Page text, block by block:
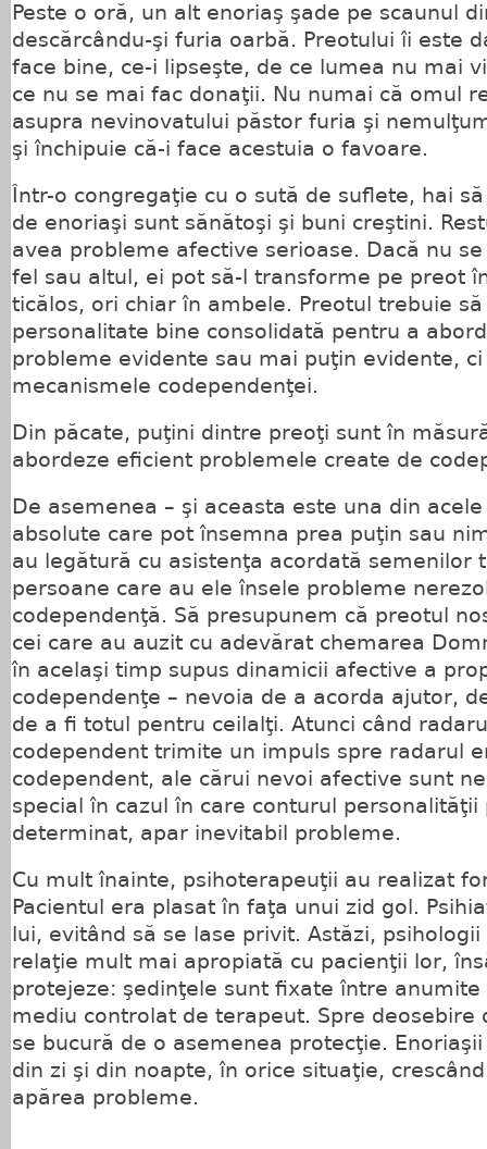
Peste o oră, un alt enoriaş şade pe scaunul
descărcându-şi furia oarbă. Preotului îi este
face bine, ce-i lipseşte, de ce lumea nu mai
ce nu se mai fac donaţii. Nu numai că omul
asupra nevinovatului păstor furia şi
şi închipuie că-i face acestuia o favoare.
Într-o congregaţie cu o sută de suflete, hai
de enoriaşi sunt sănătoşi şi buni creştini.
avea probleme afective serioase. Dacă nu
fel sau altul, ei pot să-l transforme pe preot
ticălos, ori chiar în ambele. Preotul trebuie
personalitate bine consolidată pentru a
probleme evidente sau mai puţin evidente,
mecanismele codependenţei.
Din păcate, puţini dintre preoţi sunt în
abordeze eficient problemele create de
De asemenea – şi aceasta este una din
absolute care pot însemna prea puţin sau
au legătură cu asistenţa acordată semenilor
persoane care au ele însele probleme
codependenţă. Să presupunem că preotul
cei care au auzit cu adevărat chemarea
în acelaşi timp supus dinamicii afective a
codependenţe – nevoia de a acorda ajutor,
de a fi totul pentru ceilalţi. Atunci când
codependent trimite un impuls spre radarul
codependent, ale cărui nevoi afective sunt
special în cazul în care conturul
determinat, apar inevitabil probleme.
Cu mult înainte, psihoterapeuţii au realizat
Pacientul era plasat în faţa unui zid gol.
lui, evitând să se lase privit. Astăzi,
relaţie mult mai apropiată cu pacienţii lor,
protejeze: şedinţele sunt fixate între
mediu controlat de terapeut. Spre deosebire
se bucură de o asemenea protecţie.
din zi şi din noapte, în orice situaţie,
apărea probleme.